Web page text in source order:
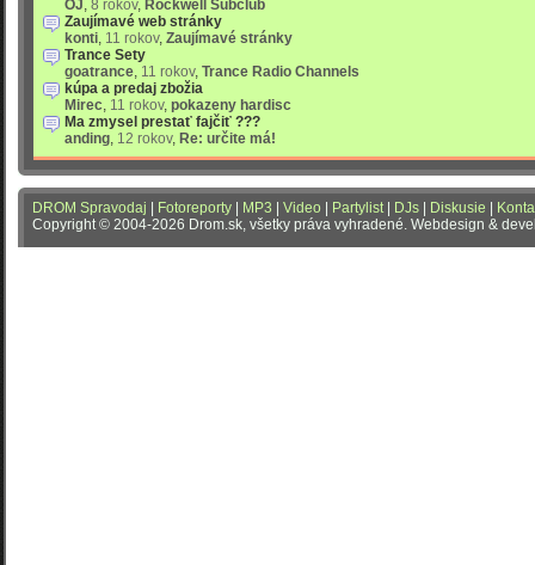
OJ 8 rokov, Rockwell Subclub
Zaujímavé web stránky
konti 11 rokov, Zaujímavé stránky
Trance Sety
goatrance 11 rokov, Trance Radio Channels
kúpa a predaj zbožia
Mirec 11 rokov, pokazeny hardisc
Ma zmysel prestať fajčiť ???
anding 12 rokov, Re: určite má!
DROM Spravodaj | Fotoreporty | MP3 | Video | Partylist | DJs | Diskusie |
Copyright © 2004-2026 Drom.sk, všetky práva vyhradené. Webdesign &